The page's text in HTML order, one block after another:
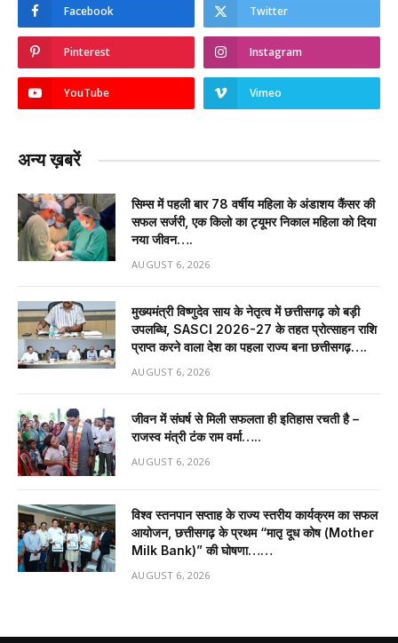
Facebook Twitter
Pinterest Instagram
YouTube Vimeo
अन्य ख़बरें
सिम्स में पहली बार 78 वर्षीय महिला के अंडाशय कैंसर की
सफल सर्जरी, एक किलो का ट्यूमर निकाल महिला को दिया
नया जीवन….
AUGUST 6, 2026
मुख्यमंत्री विष्णुदेव साय के नेतृत्व में छत्तीसगढ़ को बड़ी
उपलब्धि, SASCI 2026-27 के तहत प्रोत्साहन राशि
प्राप्त करने वाला देश का पहला राज्य बना छत्तीसगढ़….
AUGUST 6, 2026
जीवन में संघर्ष से मिली सफलता ही इतिहास रचती है –
राजस्व मंत्री टंक राम वर्मा…..
AUGUST 6, 2026
विश्व स्तनपान सप्ताह के राज्य स्तरीय कार्यक्रम का सफल
आयोजन, छत्तीसगढ़ के प्रथम “मातृ दूध कोष (Mother
Milk Bank)” की घोषणा……
AUGUST 6, 2026